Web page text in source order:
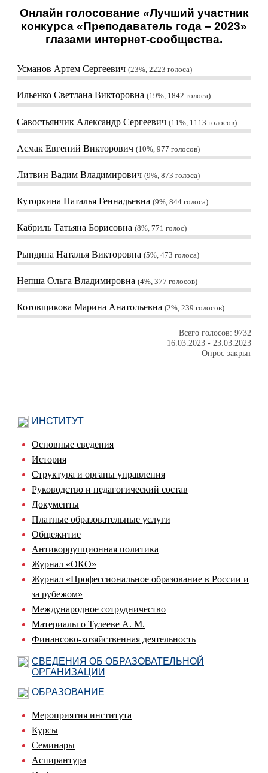
Онлайн голосование «Лучший участник
конкурса «Преподаватель года – 2023»
глазами интернет-сообщества.
Усманов Артем Сергеевич 23%, 2223 голоса
Ильенко Светлана Викторовна 19%, 1842 голоса
Савостьянчик Александр Сергеевич 11%, 1113 голосов
Асмак Евгений Викторович 10%, 977 голосов
Литвин Вадим Владимирович 9%, 873 голоса
Куторкина Наталья Геннадьевна 9%, 844 голоса
Кабриль Татьяна Борисовна 8%, 771 голос
Рындина Наталья Викторовна 5%, 473 голоса
Непша Ольга Владимировна 4%, 377 голосов
Котовщикова Марина Анатольевна 2%, 239 голосов
Всего голосов: 9732
16.03.2023 - 23.03.2023
Опрос закрыт
ИНСТИТУТ
Основные сведения
История
Структура и органы управления
Руководство и педагогический состав
Документы
Платные образовательные услуги
Общежитие
Антикоррупционная политика
Журнал «ОКО»
Журнал «Профессиональное образование в России и
за рубежом»
Международное сотрудничество
Материалы о Тулееве А. М.
Финансово-хозяйственная деятельность
СВЕДЕНИЯ ОБ ОБРАЗОВАТЕЛЬНОЙ
ОРГАНИЗАЦИИ
ОБРАЗОВАНИЕ
Мероприятия института
Курсы
Семинары
Аспирантура